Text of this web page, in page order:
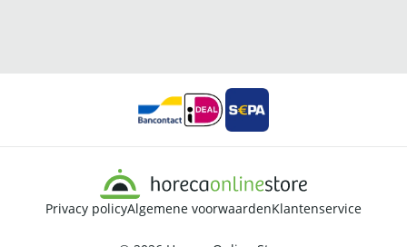
Privacy policyAlgemene voorwaardenKlantenservice